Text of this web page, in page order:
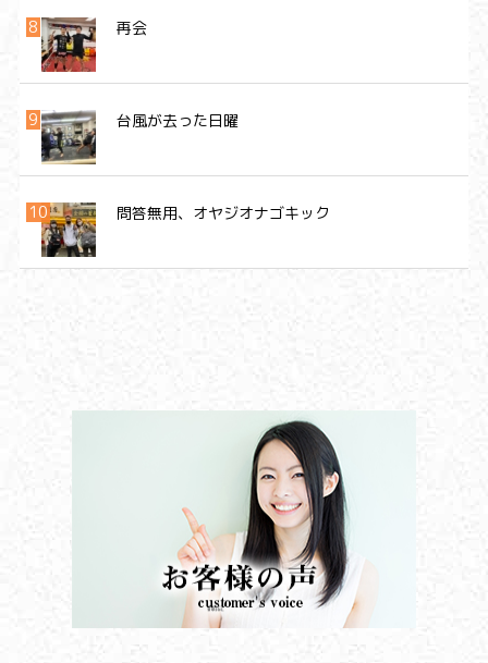
再会
台風が去った日曜
問答無用、オヤジオナゴキック